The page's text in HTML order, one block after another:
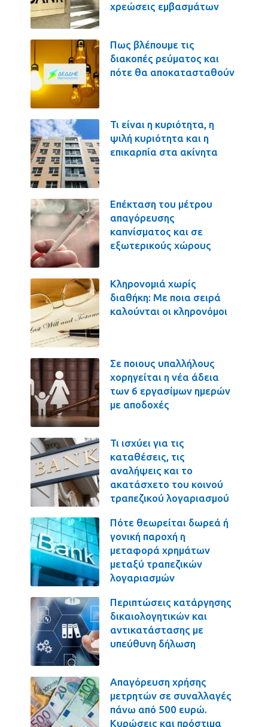
χρεώσεις εμβασμάτων
Πως βλέπουμε τις
διακοπές ρεύματος και
πότε θα αποκατασταθούν
Τι είναι η κυριότητα, η
ψιλή κυριότητα και η
επικαρπία στα ακίνητα
Επέκταση του μέτρου
απαγόρευσης
καπνίσματος και σε
εξωτερικούς χώρους
Κληρονομιά χωρίς
διαθήκη: Με ποια σειρά
καλούνται οι κληρονόμοι
Σε ποιους υπαλλήλους
χορηγείται η νέα άδεια
των 6 εργασίμων ημερών
με αποδοχές
Τι ισχύει για τις
καταθέσεις, τις
αναλήψεις και το
ακατάσχετο του κοινού
τραπεζικού λογαριασμού
Πότε θεωρείται δωρεά ή
γονική παροχή η
μεταφορά χρημάτων
μεταξύ τραπεζικών
λογαριασμών
Περιπτώσεις κατάργησης
δικαιολογητικών και
αντικατάστασης με
υπεύθυνη δήλωση
Απαγόρευση χρήσης
μετρητών σε συναλλαγές
πάνω από 500 ευρώ.
Κυρώσεις και πρόστιμα